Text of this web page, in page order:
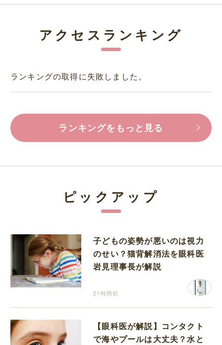
アクセスランキング
ランキングの取得に失敗しました。
ランキングをもっと見る
ピックアップ
子どもの姿勢が悪いのは視力
のせい？猫背解消法を眼科医
岩見理事長が解説
21時間前
【眼科医が解説】コンタクト
で海やプールは大丈夫？水と